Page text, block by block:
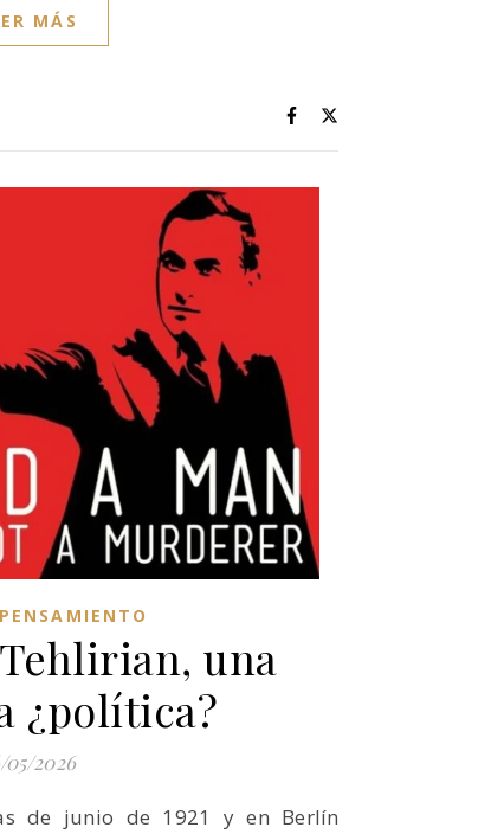
MÁS
PENSAMIENTO
una
¿política?
05/2026
de junio de 1921 y en Berlín